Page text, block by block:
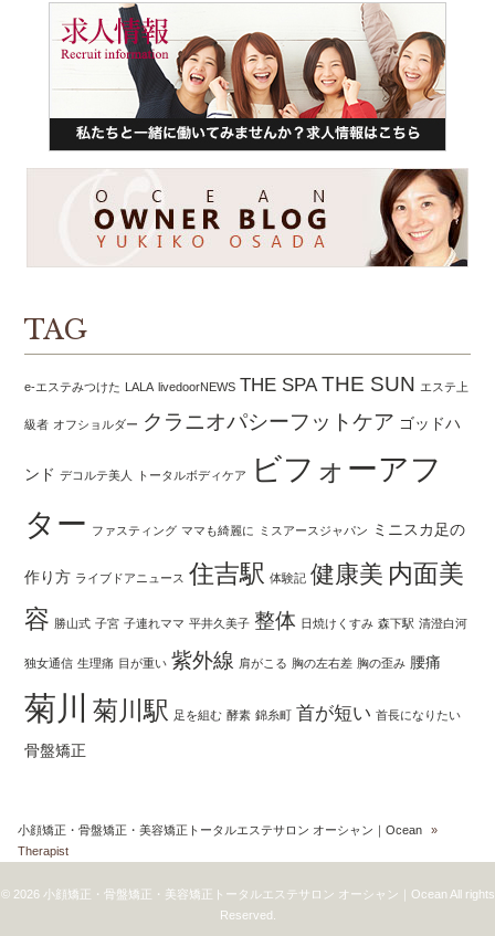
TAG
e-エステみつけた LALA livedoorNEWS THE SPA THE SUN エステ上
級者 オフショルダー クラニオパシーフットケア ゴッドハ
ンド デコルテ美人 トータルボディケア
ビフォーアフ
ター ファスティング ママも綺麗に ミスアースジャパン ミニスカ足の
作り方 ライブドアニュース 住吉駅 体験記 健康美 内面美
容 勝山式 子宮 子連れママ 平井久美子 整体 日焼けくすみ 森下駅 清澄白河
独女通信 生理痛 目が重い 紫外線 肩がこる 胸の左右差 胸の歪み 腰痛
菊川 菊川駅 足を組む 酵素 錦糸町 首が短い 首長になりたい
骨盤矯正
小顔矯正・骨盤矯正・美容矯正トータルエステサロン オーシャン｜Ocean
»
Therapist
© 2026 小顔矯正・骨盤矯正・美容矯正トータルエステサロン オーシャン｜Ocean All rights
Reserved.